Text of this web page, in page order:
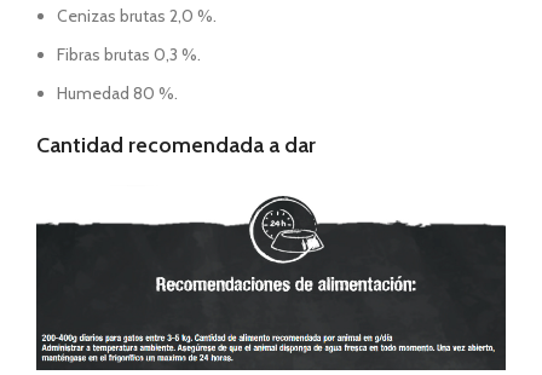
Cenizas brutas 2,0 %.
Fibras brutas 0,3 %.
Humedad 80 %.
Cantidad recomendada a dar